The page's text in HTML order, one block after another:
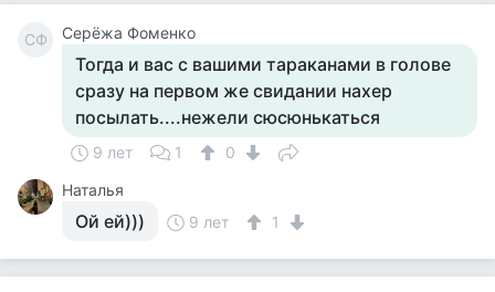
СФ Серёжа Фоменко
Тогда и вас с вашими тараканами в голове
сразу на первом же свидании нахер
посылать....нежели сюсюнькаться
9 лет 1
0
Наталья
Ой ей))) 9 лет 1